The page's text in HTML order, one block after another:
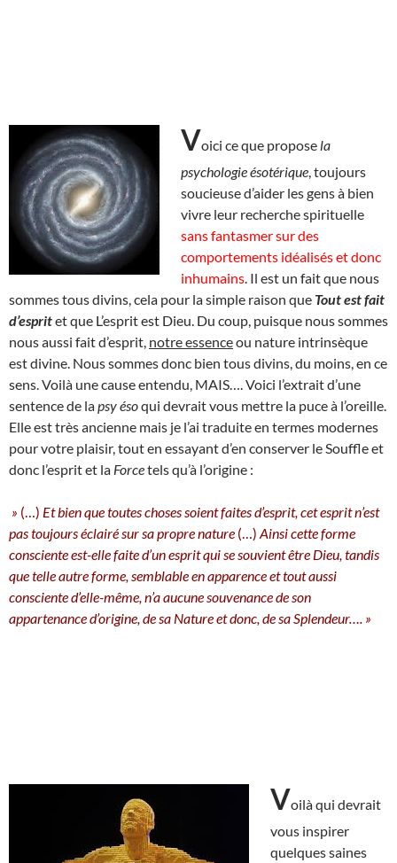
Voici ce que propose la
psychologie ésotérique , toujours
soucieuse d’aider les gens à bien
vivre leur recherche spirituelle
sans fantasmer sur des
comportements idéalisés et donc
inhumains . Il est un fait que nous
sommes tous divins, cela pour la simple raison que Tout est fait
d’espritet que L’esprit est Dieu. Du coup, puisque nous sommes
nous aussi fait d’esprit, notre essenceou nature intrinsèque
est divine. Nous sommes donc bien tous divins, du moins, en ce
sens. Voilà une cause entendu, MAIS…. Voici l’extrait d’une
sentence de lapsy ésoqui devrait vous mettre la puce à l’oreille.
Elle est très ancienne mais je l’ai traduite en termes modernes
pour votre plaisir, tout en essayant d’en conserver le Souffle et
donc l’esprit et la Forcetels qu’à l’origine :
» (…) Et bien que toutes choses soient faites d’esprit, cet esprit n’est
pas toujours éclairé sur sa propre nature (…) Ainsi cette forme
consciente est-elle faite d’un esprit qui se souvient être Dieu, tandis
que telle autre forme, semblable en apparence et tout aussi
consciente d’elle-même, n’a aucune souvenance de son
appartenance d’origine, de sa Nature et donc, de sa Splendeur…. »
Voilà qui devrait
vous inspirer
quelques saines